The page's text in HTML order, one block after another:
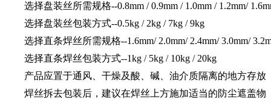
选择盘装丝所需规格--0.8mm / 0.9mm / 1.0mm / 1.2mm/
选择盘装丝包装方式--0.5kg / 2kg / 7kg / 9kg
选择直条焊丝所需规格--1.6mm/ 2.0mm/ 2.4mm/ 3.0mm/
选择直条焊丝包装方式--1kg / 5kg / 10kg / 20kg
产品应置于通风、干燥及酸、碱、油介质隔离的地方存放
焊丝拆去包装后，建议在焊丝上方施加适当的防尘遮盖物